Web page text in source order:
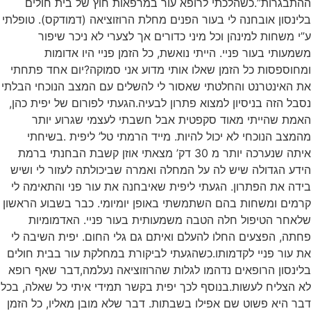
ההתבגרות”.כשהלכתי לרופא עור במרפאות חוץ של בית חולים
בלינסון אובחנה לי בעור הפנים מחלת הרוזוציאה (דמודקס). טופלתי
ע”י משחות למינהן וכל מיני כדורים אך לצערי לא ניכר שיפור
משמעותי בעור פניי. הייתי נואשת, כל הזמן פניי היו אדומות
ומחוספסות כל הזמן שאלו אותי מדוע אני סמוקה?יום אחד פתחתי
את האינטרנט והחלטתי שאסור לי להשלים עם המצב הנוכחי הבלתי
נסבל הזה בניסיון למצוא פתרון לבעיה.הגעתי לפורום של יפית כהן,
האמת שהייתי מאוד סקפטית אבל חשבתי לעצמי שגרוע יותר
מהמצב הנוכחי לא יכול להיות. מייד הרמתי טל’ ליפית .בשיחתי
איתה שנערכה יותר מ 30 דק’ מצאתי אוזן קשבת הבחנתי ברמת
הידע הגדולה שיש לה על המחלה ואמרה שביכולתה לעזור לי ושיש
בידה את הפתרון. הגעתי ליפית שאיבחנה את עור פני והתאימה לי
קרמים ומשחות בהם השתמשתי באופן יומיומי. כבר בשבוע הראשון
שלאחר הטיפול חלה הטבה משמעותית בעור פניי. האדמומיות
פחתה, הפצעים החלו להעלם ואיתם גם גלי החום. יפית השיבה לי
את עור פניי לקדמותו.כשהגעתי לביקורת במחלקת עור בבית חולים
בלינסון הרופאים נדהמו לגלות שהרוזוציאה נעלמה,דבר שאף רופא
לא הצליח לעשות.בנוסף לכך יפית בקשר תמידי איתי כל שאלה, בכל
דבר היא פשוט שם אפילו בשבתות. דבר שלא מובן מאליו, כל הזמן